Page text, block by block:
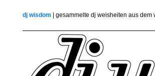
dj wisdom | gesammelte dj weisheiten aus dem